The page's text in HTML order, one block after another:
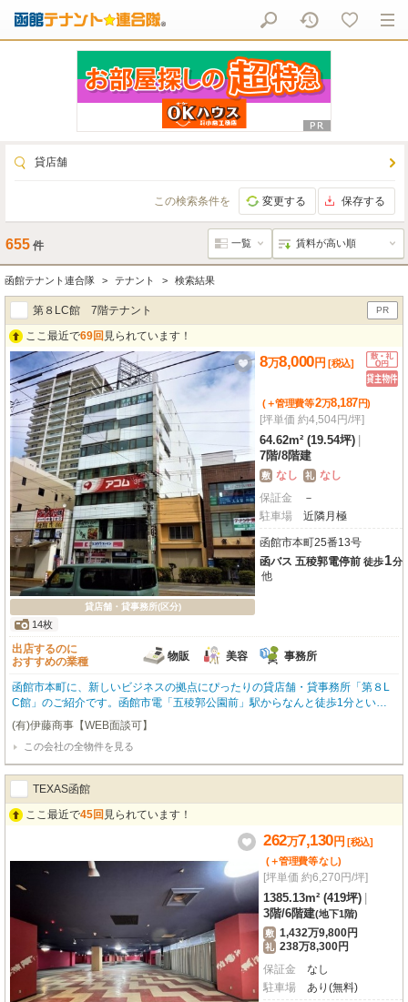
貸店舗
この検索条件を 変更する 保存する
655 件
函館テナント連合隊 テナント 検索結果
PR
第８LC館 7階テナント
ここ最近で69回 見られています！
貸店舗・貸事務所(区分)
14枚
8万8,000円 [税込]
(＋管理費等2万8,187円)
[坪単価 約4,504円/坪]
64.62m² (19.54坪)
7階/8階建
敷 なし 礼 なし
保証金
－
駐車場
近隣月極
函館市本町25番13号
函バス 五稜郭電停前 徒歩1分
他
出店するのに
おすすめの業種
物販 美容 事務所
函館市本町に、新しいビジネスの拠点にぴったりの貸店舗・貸事務所「第８L
C館」のご紹介です。函館市電「五稜郭公園前」駅からなんと徒歩1分とい
う、アクセス抜群の駅近立地が魅力！丸井デパート向かいという視認性の高さ
も嬉しいポイントですね。周辺にはココカラファイン、ミスタードーナツ、函
館ロフト、スターバックス、シエスタハコダテなど、人気の商業施設が徒歩1
分圏内に充実しており、ビジネスにもプライベートにも便利な環境です。南向
きの7階、広々とした64.62㎡の空間は、小売・物販、美容・健康・介護、事務
所、教養教室など幅広い業種に対応可能。エアコンやエレベーター、共用部の
男女別トイレも完備しており、快適にお仕事していただけます。初期費用を抑
形にしませんか？お気軽にお問い合わせください。※水道が使えない物件です
のでご注意くださいませ（7階の共用部分に給湯室が有ります
(有)伊藤商事【WEB面談可】
この会社の全物件を見る
TEXAS函館
ここ最近で45回 見られています！
262万7,130円 [税込]
(＋管理費等なし)
[坪単価 約6,270円/坪]
1385.13m² (419坪)
3階/6階建(地下1階)
敷 1,432万9,800円
礼 238万8,300円
保証金
なし
駐車場
あり(無料)